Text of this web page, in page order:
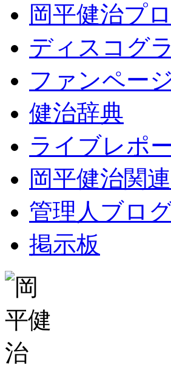
岡平健治プ
ディスコグ
ファンページ
健治辞典
ライブレポ
岡平健治関
管理人ブロ
掲示板